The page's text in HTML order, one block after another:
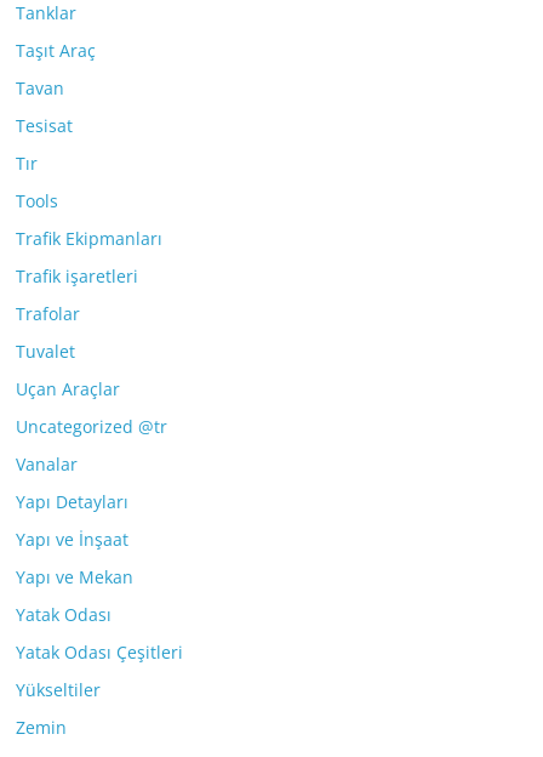
Tanklar
Taşıt Araç
Tavan
Tesisat
Tır
Tools
Trafik Ekipmanları
Trafik işaretleri
Trafolar
Tuvalet
Uçan Araçlar
Uncategorized @tr
Vanalar
Yapı Detayları
Yapı ve İnşaat
Yapı ve Mekan
Yatak Odası
Yatak Odası Çeşitleri
Yükseltiler
Zemin